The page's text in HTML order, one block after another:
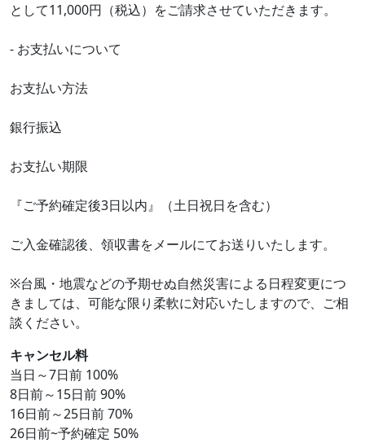
として11,000円（税込）をご請求させていただきます。
- お支払いについて
お支払い方法
銀行振込
お支払い期限
『ご予約確定後3日以内』（土日祝日を含む）
ご入金確認後、領収書をメールにてお送りいたします。
※台風・地震などの予期せぬ自然災害による日程変更につ
きましては、可能な限り柔軟に対応いたしますので、ご相
談ください。
キャンセル料
当日～7日前 100%
8日前～15日前 90%
16日前～25日前 70%
26日前~予約確定 50%